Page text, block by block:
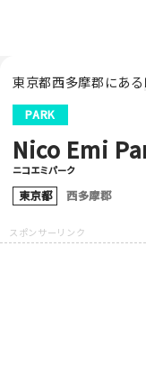
東京都西多摩郡にある
PARK
Nico Emi
ニコエミパーク
東京都 西多摩郡